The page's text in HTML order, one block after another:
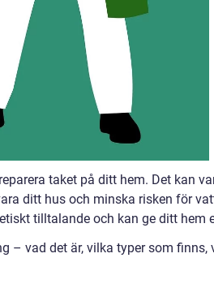
taket på ditt hem. Det kan
ditt hus och minska risken för
tilltalande och kan ge ditt hem
– vad det är, vilka typer som finns,